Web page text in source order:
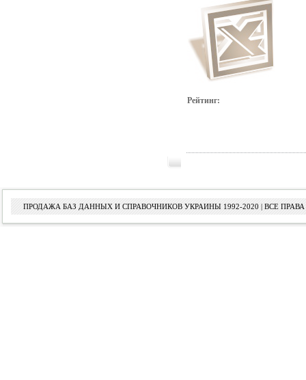
Рейтинг:
ПРОДАЖА БАЗ ДАННЫХ И СПРАВОЧНИКОВ УКРАИНЫ 1992-2020 | ВСЕ